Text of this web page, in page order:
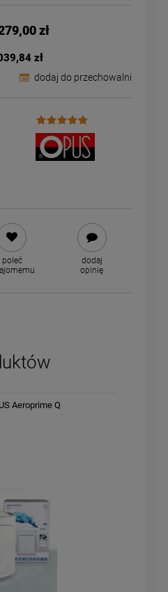
zł
zł
dodaj do przechowalni
poleć
dodaj
opinię
Aeroprime Q